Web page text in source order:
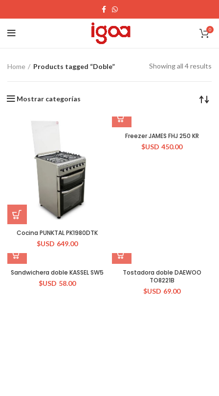
0
Home Products tagged “Doble” Showing all 4 results
Mostrar categorías
Cocina PUNKTAL PK1980DTK
$USD 649.00
Freezer JAMES FHJ 250 KR
$USD 450.00
Sandwichera doble KASSEL SW5
$USD 58.00
Tostadora doble DAEWOO
TO8221B
$USD 69.00